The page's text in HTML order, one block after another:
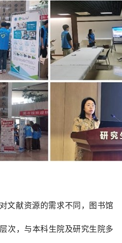
文献资源的需求不同，图书馆
次，与本科生院及研究生院多